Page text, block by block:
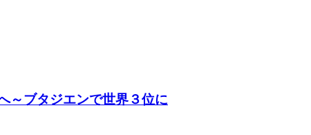
～ブタジエンで世界３位に